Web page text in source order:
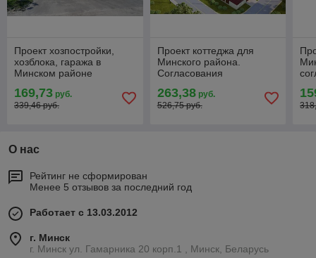
Проект хозпостройки,
хозблока, гаража в
Минском районе
169,73 руб.
339,46 руб.
Проект коттеджа для
Минского района.
Согласования
263,38руб.
526,75 руб.
О нас
Рейтинг не сформирован
Менее 5 отзывов за последний год
Работает с 13.03.2012
г. Минск
г. Минск ул. Гамарника 20 корп.1 , Минск, Беларусь